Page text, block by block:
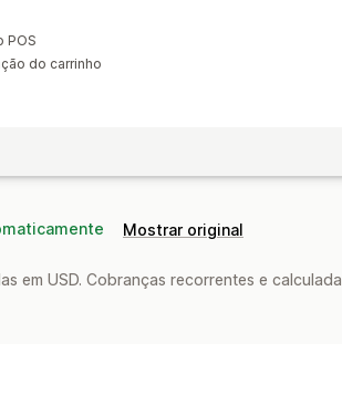
POS
do carrinho
Mostrar original
em USD. Cobranças recorrentes e